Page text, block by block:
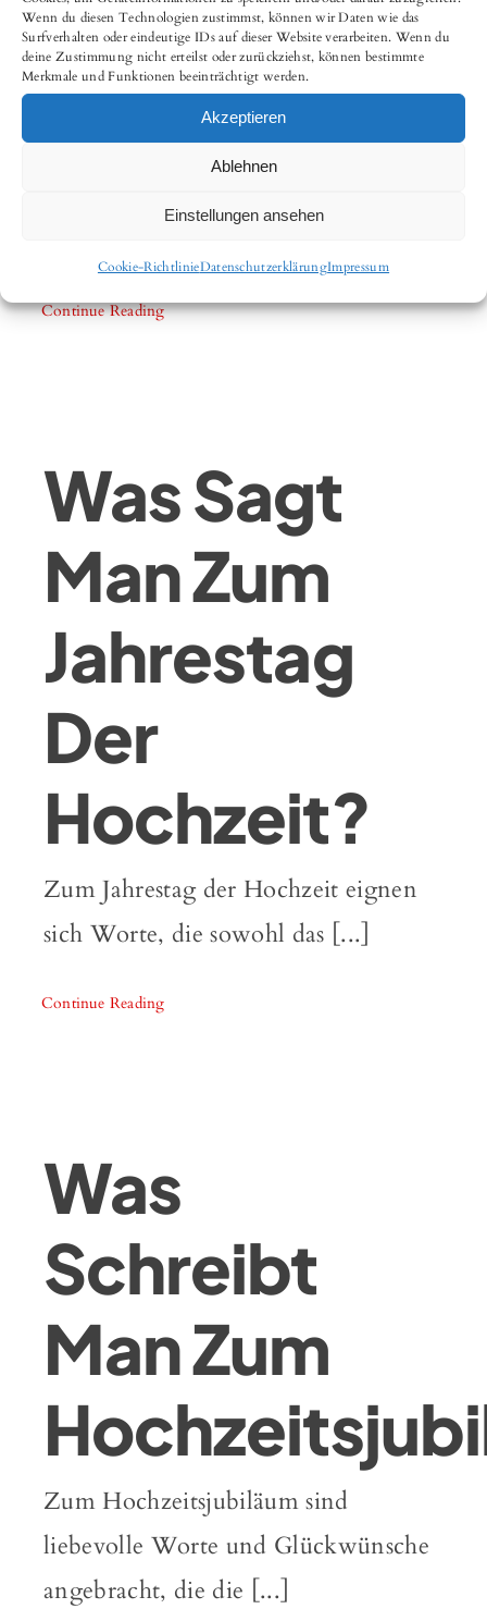
Wenn du diesen Technologien zustimmst, können wir Daten wie das
Surfverhalten oder eindeutige IDs auf dieser Website verarbeiten. Wenn du
deine Zustimmung nicht erteilst oder zurückziehst, können bestimmte
Merkmale und Funktionen beeinträchtigt werden.
Akzeptieren
Ablehnen
Einstellungen ansehen
Cookie-RichtlinieDatenschutzerklärungImpressum
Älteren
Continue Reading
Was Sagt
Man Zum
Jahrestag
Der
Hochzeit?
Zum Jahrestag der Hochzeit eignen
sich Worte, die sowohl das [...]
Continue Reading
Was
Schreibt
Man Zum
Zum Hochzeitsjubiläum sind
liebevolle Worte und Glückwünsche
angebracht, die die [...]